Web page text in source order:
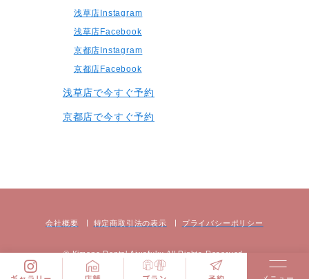
浅草店Instagram
浅草店Facebook
京都店Instagram
京都店Facebook
浅草店で今すぐ予約
京都店で今すぐ予約
会社概要 特定商取引法の表⽰ プライバシーポリシー
© Kimono Rental Aiwafuku All Rights Reserved.